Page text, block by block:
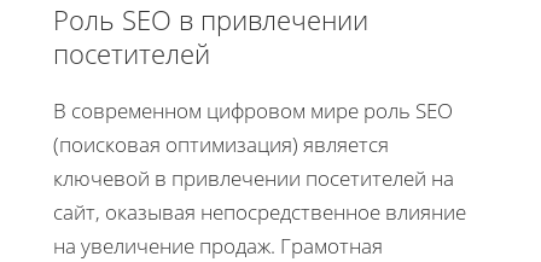
Роль SEO в привлечении
посетителей
В современном цифровом мире роль SEO
(поисковая оптимизация) является
ключевой в привлечении посетителей на
сайт, оказывая непосредственное влияние
на увеличение продаж. Грамотная